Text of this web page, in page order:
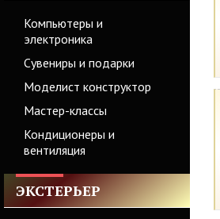
Компьютеры и
электроника
Сувениры и подарки
Моделист конструктор
Мастер-классы
Кондиционеры и
вентиляция
ЭКСТЕРЬЕР